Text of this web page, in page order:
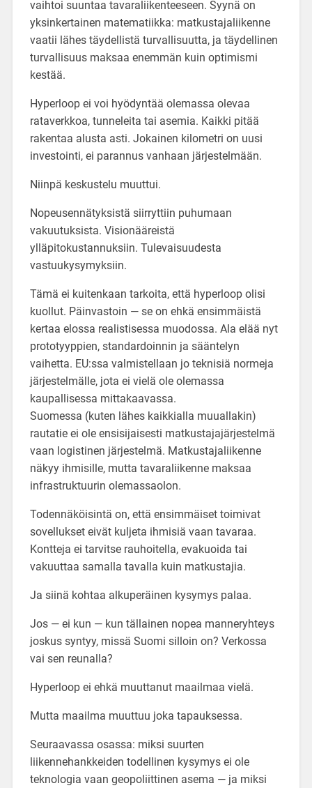
vaihtoi suuntaa tavaraliikenteeseen. Syynä on
yksinkertainen matematiikka: matkustajaliikenne
vaatii lähes täydellistä turvallisuutta, ja täydellinen
turvallisuus maksaa enemmän kuin optimismi
kestää.
Hyperloop ei voi hyödyntää olemassa olevaa
rataverkkoa, tunneleita tai asemia. Kaikki pitää
rakentaa alusta asti. Jokainen kilometri on uusi
investointi, ei parannus vanhaan järjestelmään.
Niinpä keskustelu muuttui.
Nopeusennätyksistä siirryttiin puhumaan
vakuutuksista. Visionääreistä
ylläpitokustannuksiin. Tulevaisuudesta
vastuukysymyksiin.
Tämä ei kuitenkaan tarkoita, että hyperloop olisi
kuollut. Päinvastoin — se on ehkä ensimmäistä
kertaa elossa realistisessa muodossa. Ala elää nyt
prototyyppien, standardoinnin ja sääntelyn
vaihetta. EU:ssa valmistellaan jo teknisiä normeja
järjestelmälle, jota ei vielä ole olemassa
kaupallisessa mittakaavassa.
Suomessa (kuten lähes kaikkialla muuallakin)
rautatie ei ole ensisijaisesti matkustajajärjestelmä
vaan logistinen järjestelmä. Matkustajaliikenne
näkyy ihmisille, mutta tavaraliikenne maksaa
infrastruktuurin olemassaolon.
Todennäköisintä on, että ensimmäiset toimivat
sovellukset eivät kuljeta ihmisiä vaan tavaraa.
Kontteja ei tarvitse rauhoitella, evakuoida tai
vakuuttaa samalla tavalla kuin matkustajia.
Ja siinä kohtaa alkuperäinen kysymys palaa.
Jos — ei kun — kun tällainen nopea manneryhteys
joskus syntyy, missä Suomi silloin on? Verkossa
vai sen reunalla?
Hyperloop ei ehkä muuttanut maailmaa vielä.
Mutta maailma muuttuu joka tapauksessa.
Seuraavassa osassa: miksi suurten
liikennehankkeiden todellinen kysymys ei ole
teknologia vaan geopoliittinen asema — ja miksi